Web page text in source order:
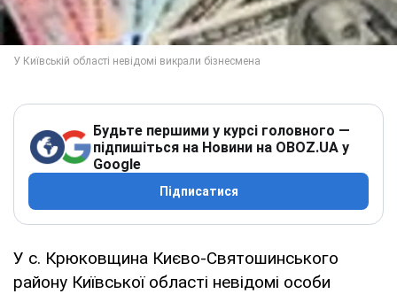
Будьте першими у курсі головного —
підпишіться на Новини на OBOZ.UA у
Google
Підписатися
У с. Крюковщина Києво-Святошинського
району Київської області невідомі особи